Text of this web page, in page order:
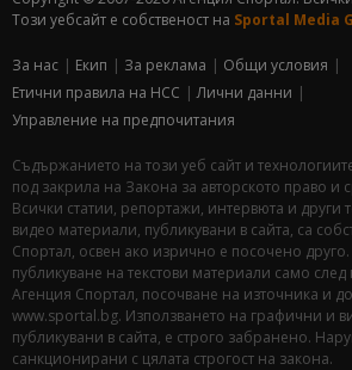
Този уебсайт е собственост на Sportal Media
За нас Екип За рекламa
Общи условия
Етични правила на НСС
Лични данни
Управление на предпочитания
Съдържанието на този уеб сайт и
под закрила на Закона за авторското право и
Всички статии, репортажи, интервюта и други
видео материали, публикувани в сайта, са
Спортал, освен ако изрично е посочено друго.
публикуване на текстови материали само
Агенция Спортал, посочване на източника и
www.sportal.bg. Използването на графични и
публикувани в сайта, е строго забранено.
санкционирани с цялата строгост на закона.